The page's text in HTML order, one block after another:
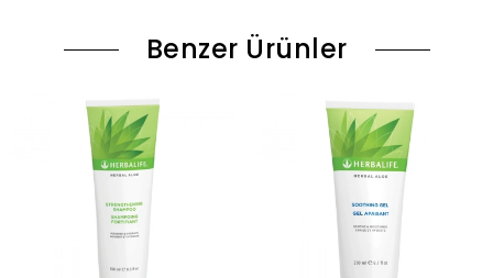
Benzer Ürünler